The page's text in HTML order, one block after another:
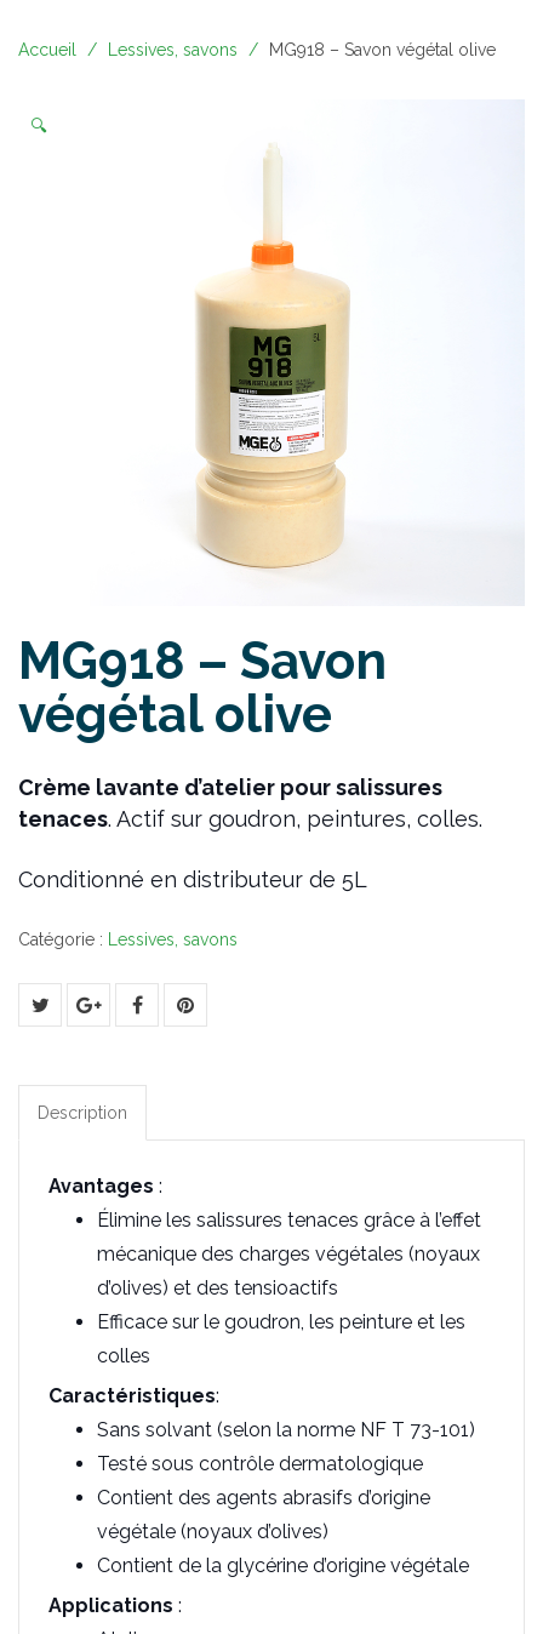
Accueil Lessives, savons MG918 – Savon végétal olive
🔍
MG918 – Savon
végétal olive
Crème lavante d’atelier pour salissures
tenaces. Actif sur goudron, peintures, colles.
Conditionné en distributeur de 5L
Catégorie : Lessives, savons
Description
Avantages :
Élimine les salissures tenaces grâce à l’effet
mécanique des charges végétales (noyaux
d’olives) et des tensioactifs
Efficace sur le goudron, les peinture et les
colles
Caractéristiques:
Sans solvant (selon la norme NF T 73-101)
Testé sous contrôle dermatologique
Contient des agents abrasifs d’origine
végétale (noyaux d’olives)
Contient de la glycérine d’origine végétale
Applications :